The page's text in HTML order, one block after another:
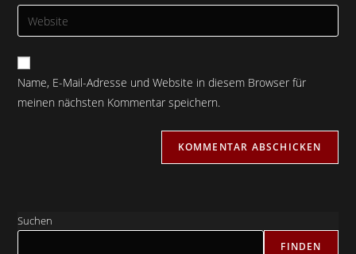
zum
Kommentieren
ein
E-
Mail-
zum
Kommentieren
ein
Gib
deine
Website-
URL
Name, E-Mail-Adresse und Website in diesem Browser für
meinen nächsten Kommentar speichern.
Suchen
FINDEN